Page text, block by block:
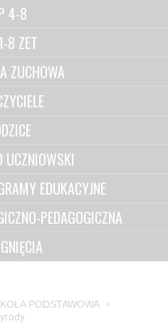
4-8
8 ZET
ZUCHOWA
UCZNIOWSKI
EDUKACYJNE
PEDAGOGICZNA
PODSTAWOWA